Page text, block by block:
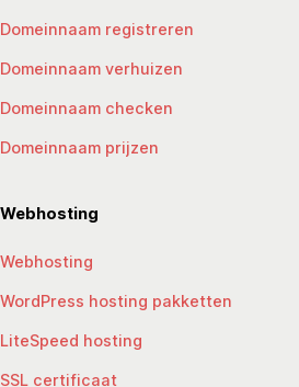
Domeinnaam registreren
Domeinnaam verhuizen
Domeinnaam checken
Domeinnaam prijzen
Webhosting
Webhosting
WordPress hosting pakketten
LiteSpeed hosting
SSL certificaat